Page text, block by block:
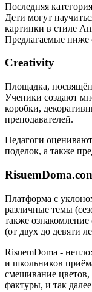
Последняя
Дети могут
картинки в стиле
Предлагаемые ниже
Creativity
Площадка,
Ученики создают
коробки,
преподавателей.
Педагоги
поделок, а также
Платформа с
различные темы
также ознакомление
(от двух до девяти
RisuemDoma -
и школьников
смешивание
фактуры, и так